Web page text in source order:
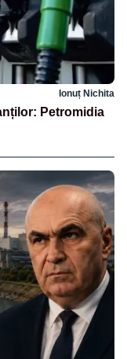
Ionuț Nichita
Petromidia